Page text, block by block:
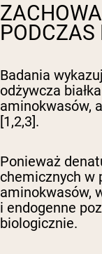
PODCZAS
Badania
odżywcza
aminokwasów,
[1,2,3].
Ponieważ
chemicznych w
aminokwasów,
i endogenne
biologicznie.